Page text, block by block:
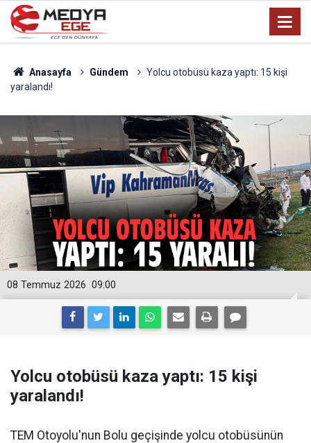
Anasayfa Gündem
Yolcu otobüsü kaza yaptı: 15 kişi
yaralandı!
09:00
08 Temmuz 2026
Yolcu otobüsü kaza yaptı: 15 kişi
yaralandı!
TEM Otoyolu'nun Bolu geçişinde yolcu otobüsünün